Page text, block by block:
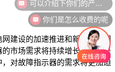
建设的加速推进和新能源并网
市场需求将持续增长。特别是
对故障指示器的需求将更加迫
你们是怎么收费的呢